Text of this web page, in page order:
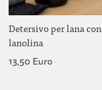
Detersivo per lana con
lanolina
13,50 Euro